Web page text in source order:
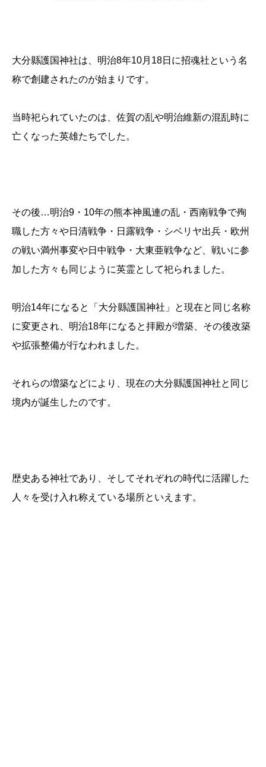
大分縣護国神社は、明治8年10月18日に招魂社という名
称で創建されたのが始まりです。
当時祀られていたのは、佐賀の乱や明治維新の混乱時に
亡くなった英雄たちでした。
その後…明治9・10年の熊本神風連の乱・西南戦争で殉
職した方々や日清戦争・日露戦争・シベリヤ出兵・欧州
の戦い満州事変や日中戦争・大東亜戦争など、戦いに参
加した方々も同じように英霊として祀られました。
明治14年になると「大分縣護国神社」と現在と同じ名称
に変更され、明治18年になると拝殿が増築、その後改築
や拡張整備が行なわれました。
それらの増築などにより、現在の大分縣護国神社と同じ
境内が誕生したのです。
歴史ある神社であり、そしてそれぞれの時代に活躍した
人々を受け入れ称えている場所といえます。